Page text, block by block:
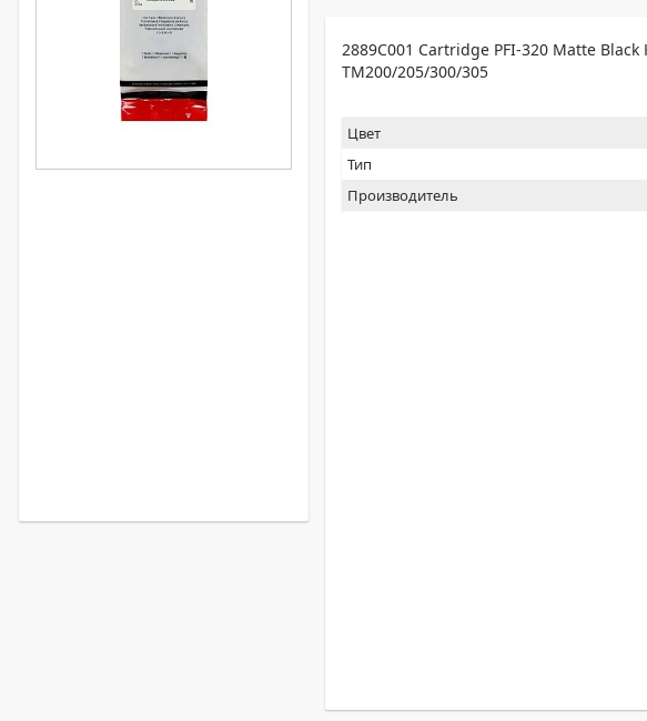
2889C001 Cartridge PFI-320 Matte
TM200/205/300/305
Цвет
Тип
Производитель